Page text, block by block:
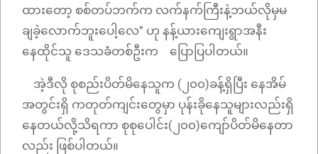
ထားတော့ စစ်တပ်ဘက်က လက်နက်ကြီးနဲ့ဘယ်လိုမှမ
ချခဲ့လောက်ဘူးပေါ့လေ” ဟု နန့်ယားကျေးရွာအနီး
နေထိုင်သူ ဒေသခံတစ်ဦးက ပြောပြပါတယ်။
အဲ့ဒီလို စုစည်းပိတ်မိနေသူက (၂၀၀)ခန့်ရှိပြီး နေအိမ်
အတွင်းရှိ ကတုတ်ကျင်းတွေမှာ ပုန်းခိုနေသူများလည်းရှိ
နေတယ်လို့သိရကာ စုစုပေါင်း(၂၀၀)ကျော်ပိတ်မိနေတာ
လည်း ဖြစ်ပါတယ်။